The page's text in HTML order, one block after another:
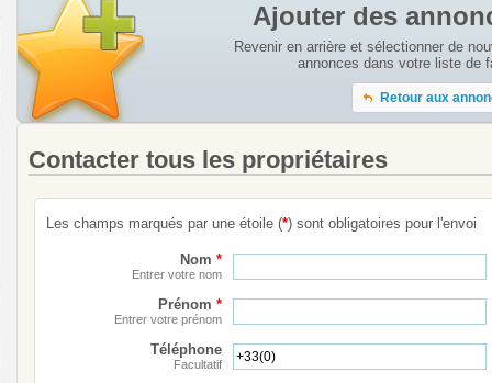
Ajouter des
Revenir en arrière et sélectionner de
annonces dans votre liste de
Retour aux
Contacter tous les propriétaires
Les champs marqués par une étoile (*) sont obligatoires pour l'envoi
Nom *
Entrer votre nom
Prénom *
Entrer votre prénom
Téléphone
Facultatif